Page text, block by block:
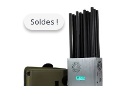
Soldes !
Soldes !
prix
original
était
$1,299.00.
Le
prix
actuel
est
$759.99.